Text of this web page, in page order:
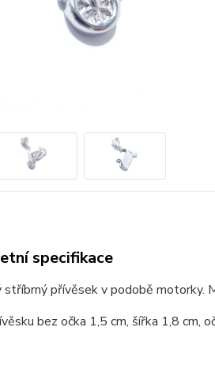
specifikace
stříbrný přívěsek v podobě motorky.
bez očka 1,5 cm, šířka 1,8 cm,